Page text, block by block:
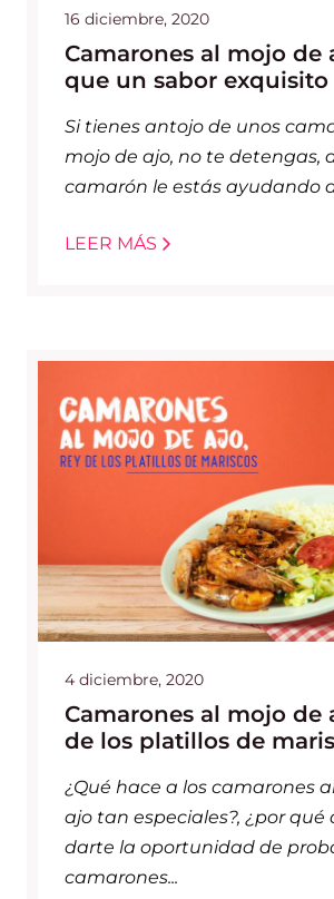
16 diciembre, 2020
Camarones al mojo de
que un sabor exquisito
Si tienes antojo de unos
mojo de ajo, no te detengas,
camarón le estás ayudando
LEER MÁS
4 diciembre, 2020
Camarones al mojo de
de los platillos de
¿Qué hace a los camarones
ajo tan especiales?, ¿por qué
darte la oportunidad de
camarones...